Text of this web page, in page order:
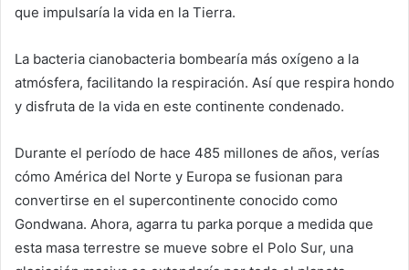
que impulsaría la vida en la Tierra.
La bacteria cianobacteria bombearía más oxígeno a la
atmósfera, facilitando la respiración. Así que respira hondo
y disfruta de la vida en este continente condenado.
Durante el período de hace 485 millones de años, verías
cómo América del Norte y Europa se fusionan para
convertirse en el supercontinente conocido como
Gondwana. Ahora, agarra tu parka porque a medida que
esta masa terrestre se mueve sobre el Polo Sur, una